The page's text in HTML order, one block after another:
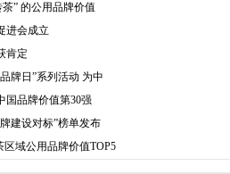
” 的公用品牌价值
进会成立
肯定
牌日”系列活动 为中
国品牌价值第30强
建设对标”榜单发布
区域公用品牌价值TOP5